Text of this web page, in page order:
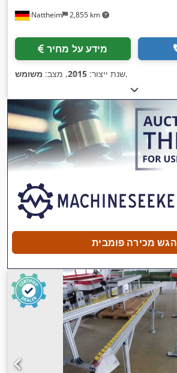
Nattheim 2,855 km
מידע על מחיר
שנת ייצור: 2015, מצב: משומש ,
הגש מכירה פומבית